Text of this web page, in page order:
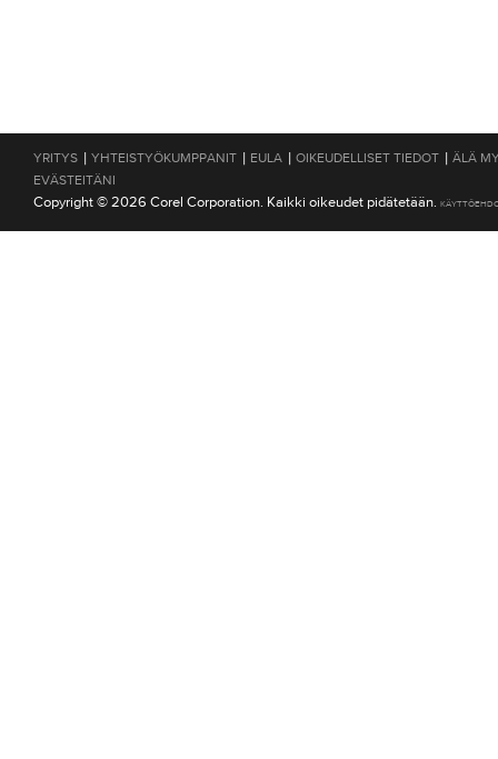
YRITYS | YHTEISTYÖKUMPPANIT | EULA | OIKEUDELLISET TIEDOT | ÄLÄ
EVÄSTEITÄNI
Copyright © 2026 Corel Corporation. Kaikki oikeudet pidätetään.